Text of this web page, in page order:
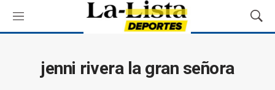
M
e
M
o
jenni rivera la gran señora